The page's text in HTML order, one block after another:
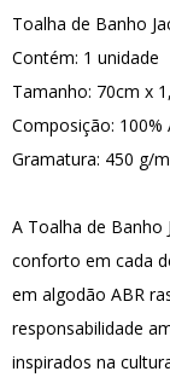
Toalha de Banho
Contém: 1 unidade
Tamanho: 70cm x
Composição: 100%
Gramatura: 450 g/
A Toalha de Banho
conforto em cada
em algodão ABR
responsabilidade
inspirados na